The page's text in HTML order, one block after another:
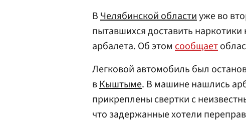
ВЧелябинской областиуже во
пытавшихся доставить
арбалета. Об этом сообщает
Легковой автомобиль был
вКыштыме. В машине нашлись
прикреплены свертки с
что задержанные хотели